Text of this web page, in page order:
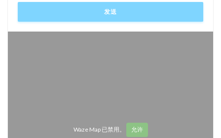
Waze Map 已禁用。 允许